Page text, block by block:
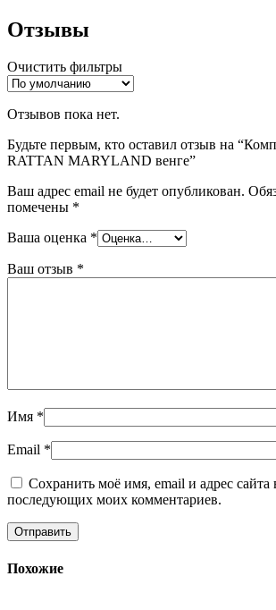
Отзывы
Очистить фильтры
Отзывов пока нет.
Будьте первым, кто оставил отзыв на
RATTAN MARYLAND венге”
Ваш адрес email не будет опубликован.
помечены *
Ваша оценка *
Ваш отзыв *
Имя *
Email *
Сохранить моё имя, email и адрес сайта
последующих моих комментариев.
Похожие